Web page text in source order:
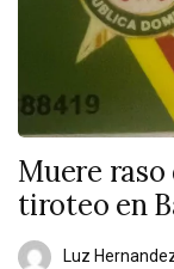
Muere
tiroteo en
Luz